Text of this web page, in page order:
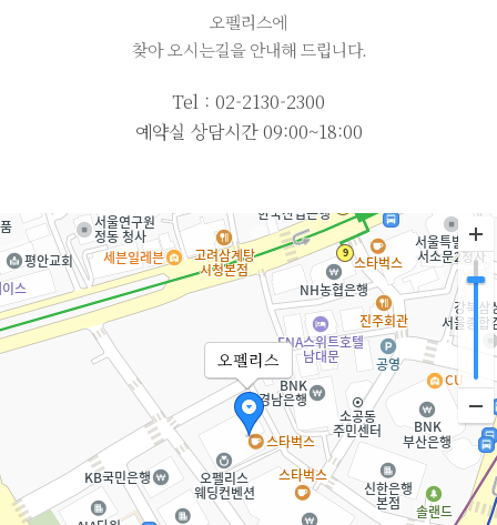
오펠리스에
찾아 오시는길을 안내해 드립니다.
Tel : 02-2130-2300
예약실 상담시간 09:00~18:00
오펠리스